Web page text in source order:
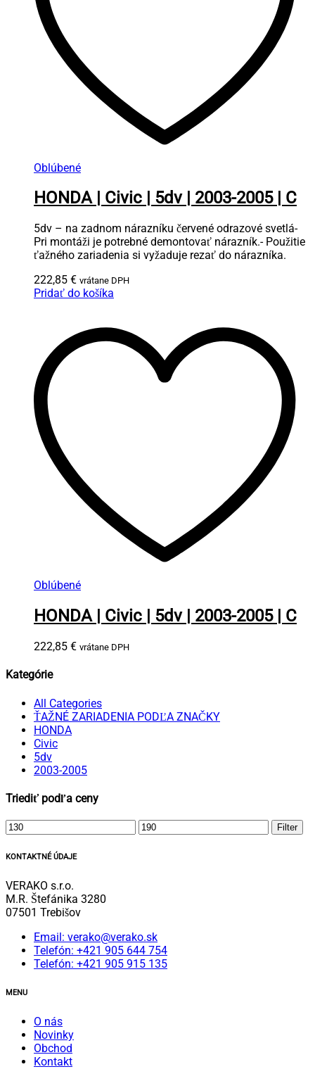
Oblúbené
HONDA | Civic | 5dv | 2003-2005 | C
5dv – na zadnom nárazníku červené odrazové svetlá-
Pri montáži je potrebné demontovať nárazník.- Použitie
ťažného zariadenia si vyžaduje rezať do nárazníka.
222,85 € vrátane DPH
Pridať do košíka
Oblúbené
HONDA | Civic | 5dv | 2003-2005 | C
222,85 € vrátane DPH
Kategórie
All Categories
ŤAŽNÉ ZARIADENIA PODĽA ZNAČKY
HONDA
Civic
5dv
2003-2005
Triediť podľa ceny
Minimálna
Maximálna
Filter
KONTAKTNÉ ÚDAJE
VERAKO s.r.o.
M.R. Štefánika 3280
07501 Trebišov
Email: verako@verako.sk
Telefón: +421 905 644 754
Telefón: +421 905 915 135
MENU
O nás
Novinky
Obchod
Kontakt